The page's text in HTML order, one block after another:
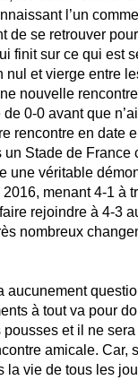
l’un
de se retrouver
finit sur ce qui est
nul et vierge entre
nouvelle
0-0 avant que
rencontre en date
un Stade de France
une véritable
2016, menant 4-1 à
rejoindre à 4-3
nombreux
aucunement
à tout va pour
pousses et il ne
amicale. Car,
la vie de tous les